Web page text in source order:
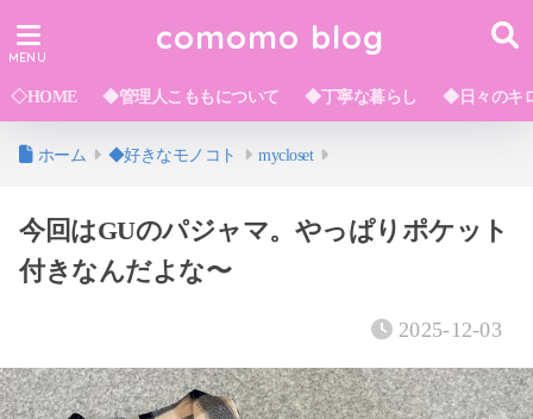
comomo blog
◇HOME ◆管理人こももについて ◆丁寧な暮らし ◆日々のキ
ホーム ◆好きなモノコト mycloset
今回はGUのパジャマ。やっぱりポケット
付きなんだよな〜
2025-12-03